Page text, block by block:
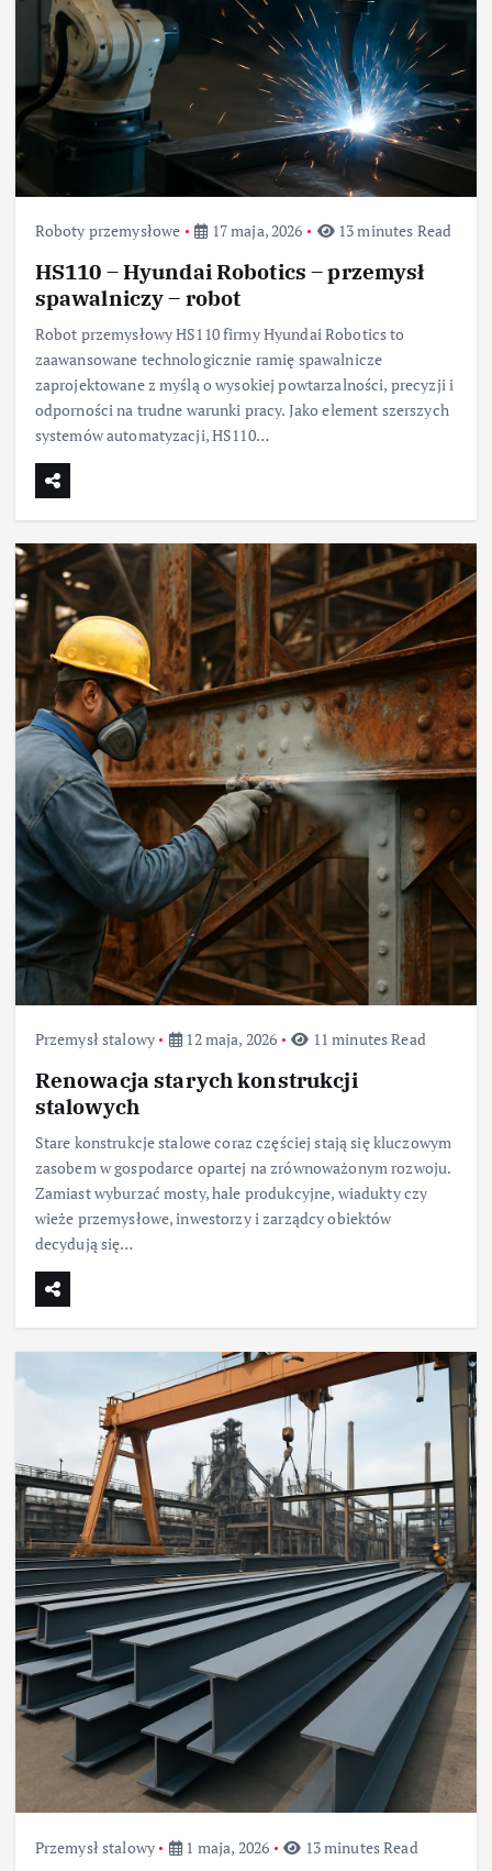
Roboty przemysłowe 17 maja, 2026 13 minutes Read
HS110 – Hyundai Robotics – przemysł
spawalniczy – robot
Robot przemysłowy HS110 firmy Hyundai Robotics to
zaawansowane technologicznie ramię spawalnicze
zaprojektowane z myślą o wysokiej powtarzalności, precyzji i
odporności na trudne warunki pracy. Jako element szerszych
systemów automatyzacji, HS110…
Przemysł stalowy 12 maja, 2026 11 minutes Read
Renowacja starych konstrukcji
stalowych
Stare konstrukcje stalowe coraz częściej stają się kluczowym
zasobem w gospodarce opartej na zrównoważonym rozwoju.
Zamiast wyburzać mosty, hale produkcyjne, wiadukty czy
wieże przemysłowe, inwestorzy i zarządcy obiektów
decydują się…
Przemysł stalowy 1 maja, 2026 13 minutes Read